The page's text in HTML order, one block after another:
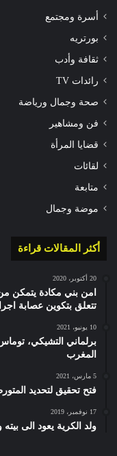
أسرة ومجتمع
بورتريه
ثقافة وأدب
رائدات TV
صحة وجمال ورياضة
فن ومشاهير
قضايا المرأة
لقائات
متابعة
موضة وجمال
أكثر المقالات قراءة
20 أكتوبر، 2020
امن بني مكادة يتمكن
تتعلق بتكوين عصابة
10 يونيو، 2021
برلماني التشيكي،
المغرب
5 مارس، 2021
فتح تحقيق لتحديد المتورطين في
17 نوفمبر، 2019
ولد الكرية يعود الى